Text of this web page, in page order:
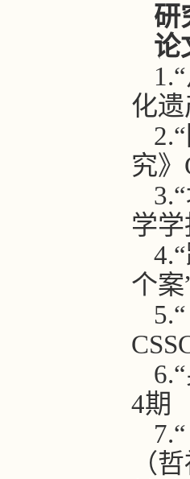
研
论
化遗
究》
学学
个
4期
（